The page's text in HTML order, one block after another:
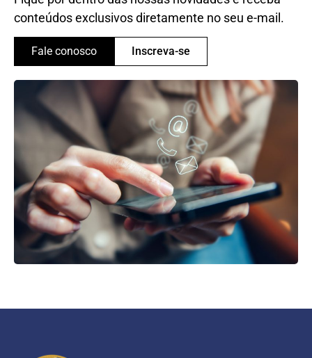
conteúdos exclusivos diretamente no seu e-mail.
Fale conosco Inscreva-se